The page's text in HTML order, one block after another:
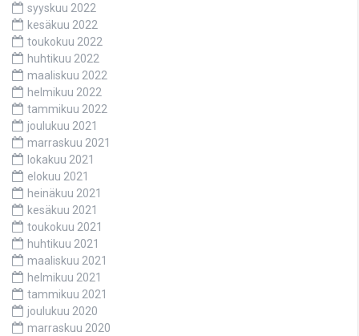
syyskuu 2022
kesäkuu 2022
toukokuu 2022
huhtikuu 2022
maaliskuu 2022
helmikuu 2022
tammikuu 2022
joulukuu 2021
marraskuu 2021
lokakuu 2021
elokuu 2021
heinäkuu 2021
kesäkuu 2021
toukokuu 2021
huhtikuu 2021
maaliskuu 2021
helmikuu 2021
tammikuu 2021
joulukuu 2020
marraskuu 2020